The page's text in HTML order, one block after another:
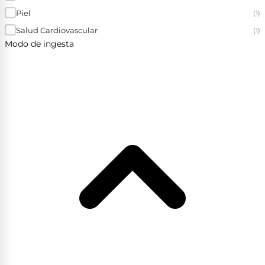
Piel (1)
Salud Cardiovascular (1)
Modo de ingesta